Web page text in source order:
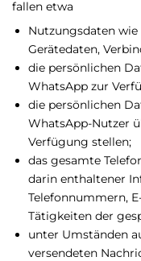
fallen etwa
Nutzungsdaten
Gerätedaten,
die persönlichen
WhatsApp zur
die persönlichen
WhatsApp-Nutzer
Verfügung stellen;
das gesamte
darin enthaltener
Telefonnummern,
Tätigkeiten der
unter Umständen
versendeten